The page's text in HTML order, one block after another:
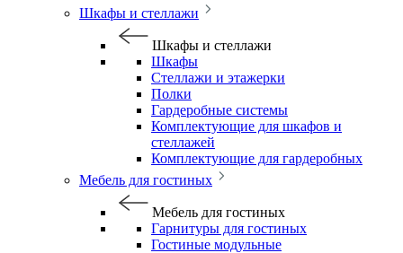
Шкафы и стеллажи
Шкафы и стеллажи
Шкафы
Стеллажи и этажерки
Полки
Гардеробные системы
Комплектующие для шкафов и
стеллажей
Комплектующие для гардеробных
Мебель для гостиных
Мебель для гостиных
Гарнитуры для гостиных
Гостиные модульные